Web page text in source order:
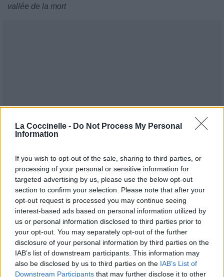
La Coccinelle - Do Not Process My Personal
Information
If you wish to opt-out of the sale, sharing to third parties, or
processing of your personal or sensitive information for
targeted advertising by us, please use the below opt-out
section to confirm your selection. Please note that after your
opt-out request is processed you may continue seeing
interest-based ads based on personal information utilized by
us or personal information disclosed to third parties prior to
your opt-out. You may separately opt-out of the further
disclosure of your personal information by third parties on the
IAB’s list of downstream participants. This information may
also be disclosed by us to third parties on the IAB’s List of
Downstream Participants that may further disclose it to other
vallée de la mort
Tigrex-Feu d'Hiver 93331 4 4 7
le 11
décembre 2017 à 10h35.
Chanteurs : Ayreon
Albums : Actual Fantasy